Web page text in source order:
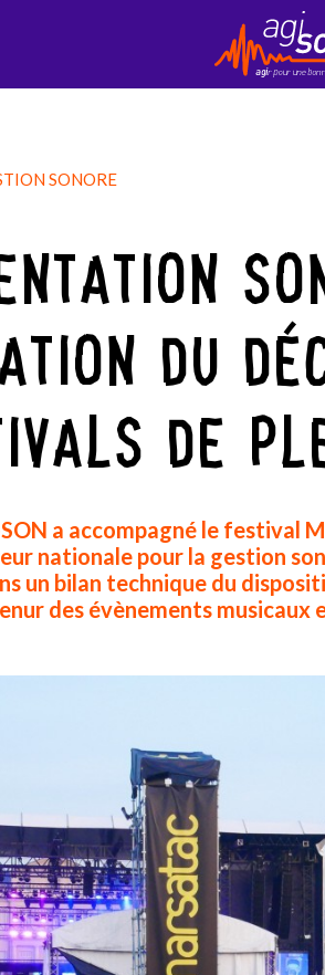
SONORE
DU
DE
a accompagné le festival
nationale pour la gestion
un bilan technique du
des évènements musicaux